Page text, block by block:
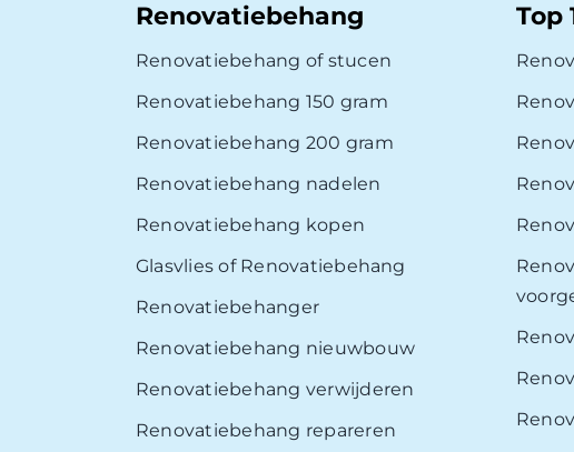
Renovatiebehang
Renovatiebehang of stucen
Renovatiebehang 150 gram
Renovatiebehang 200 gram
Renovatiebehang nadelen
Renovatiebehang kopen
Glasvlies of Renovatiebehang
Renovatiebehanger
Renovatiebehang nieuwbouw
Renovatiebehang verwijderen
Renovatiebehang repareren
Top